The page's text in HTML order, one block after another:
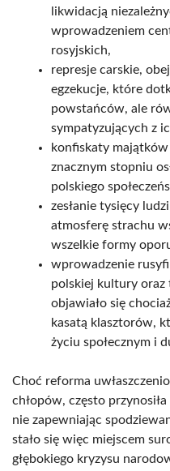
likwidacją
wprowadzeniem
rosyjskich,
represje carskie,
egzekucje, które
powstańców, ale
sympatyzujących z
konfiskaty
znacznym stopniu
polskiego
zesłanie tysięcy
atmosferę strachu
wszelkie formy
wprowadzenie
polskiej kultury oraz
objawiało się
kasatą klasztorów,
życiu społecznym i
Choć reforma
chłopów, często
nie zapewniając
stało się więc miejscem
głębokiego kryzysu